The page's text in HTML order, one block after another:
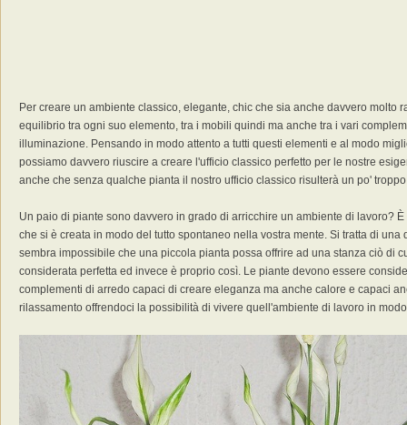
Per creare un ambiente classico, elegante, chic che sia anche davvero molto
equilibrio tra ogni suo elemento, tra i mobili quindi ma anche tra i vari
illuminazione. Pensando in modo attento a tutti questi elementi e al modo
possiamo davvero riuscire a creare l'ufficio classico perfetto per le nostre
anche che senza qualche pianta il nostro ufficio classico risulterà un po'
Un paio di piante sono davvero in grado di arricchire un ambiente di lavoro?
che si è creata in modo del tutto spontaneo nella vostra mente. Si tratta di
sembra impossibile che una piccola pianta possa offrire ad una stanza ciò di
considerata perfetta ed invece è proprio così. Le piante devono essere
complementi di arredo capaci di creare eleganza ma anche calore e capaci
rilassamento offrendoci la possibilità di vivere quell'ambiente di lavoro in